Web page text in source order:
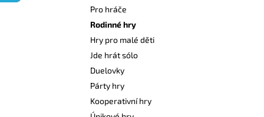
Pro hráče
Rodinné hry
Hry pro malé děti
Jde hrát sólo
Duelovky
Párty hry
Kooperativní hry